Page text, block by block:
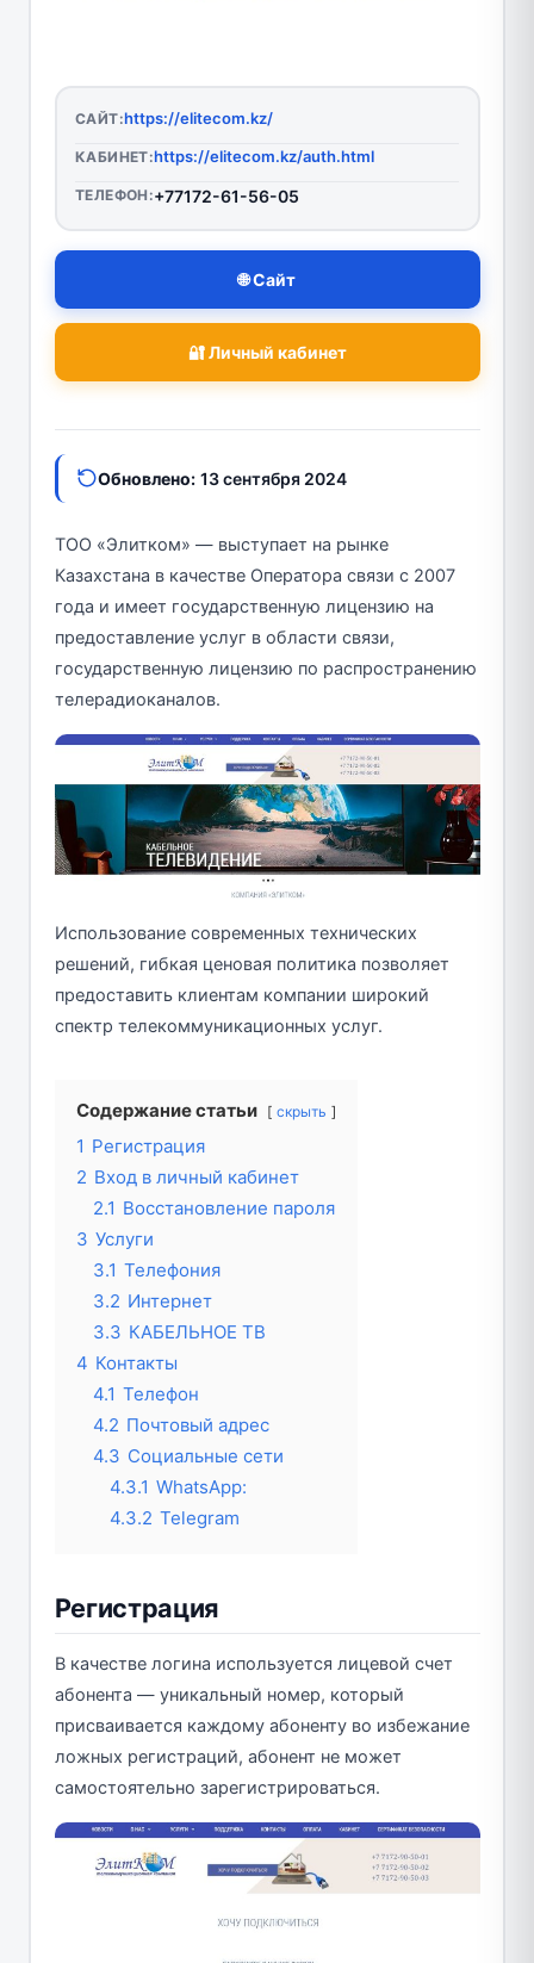
САЙТ:https://elitecom.kz/
КАБИНЕТ:https://elitecom.kz/auth.html
ТЕЛЕФОН:+77172-61-56-05
🌐 Сайт
🔐 Личный кабинет
Обновлено: 13 сентября 2024
ТОО «Элитком» — выступает на рынке
Казахстана в качестве Оператора связи с 2007
года и имеет государственную лицензию на
предоставление услуг в области связи,
государственную лицензию по распространению
телерадиоканалов.
Использование современных технических
решений, гибкая ценовая политика позволяет
предоставить клиентам компании широкий
спектр телекоммуникационных услуг.
Содержание статьи скрыть
1 Регистрация
2 Вход в личный кабинет
2.1 Восстановление пароля
3 Услуги
3.1 Телефония
3.2 Интернет
3.3 КАБЕЛЬНОЕ ТВ
4 Контакты
4.1 Телефон
4.2 Почтовый адрес
4.3 Социальные сети
4.3.1 WhatsApp:
4.3.2 Telegram
Регистрация
В качестве логина используется лицевой счет
абонента — уникальный номер, который
присваивается каждому абоненту во избежание
ложных регистраций, абонент не может
самостоятельно зарегистрироваться.